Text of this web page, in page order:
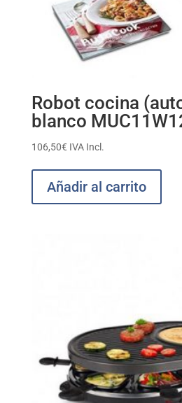
Robot cocina
blanco
106,50€ IVA Incl.
Añadir al carrito